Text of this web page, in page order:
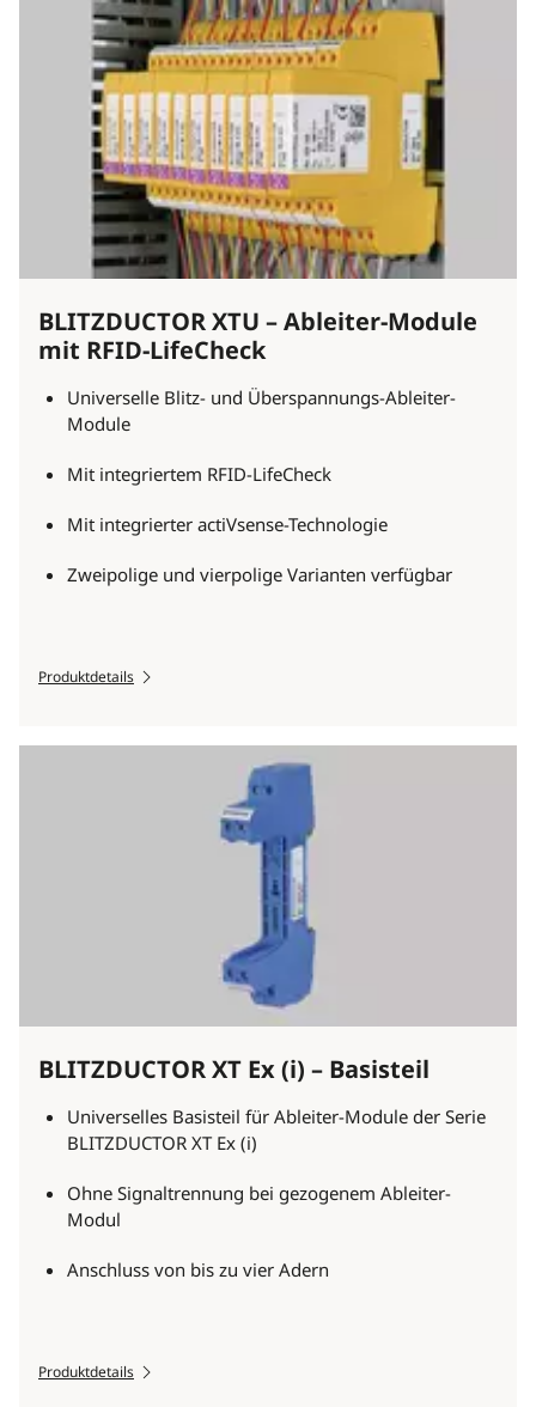
BLITZDUCTOR XTU – Ableiter-Module
mit RFID-LifeCheck
Universelle Blitz- und Überspannungs-Ableiter-
Module
Mit integriertem RFID-LifeCheck
Mit integrierter actiVsense-Technologie
Zweipolige und vierpolige Varianten verfügbar
Produktdetails
BLITZDUCTOR XT Ex (i) – Basisteil
Universelles Basisteil für Ableiter-Module der Serie
BLITZDUCTOR XT Ex (i)
Ohne Signaltrennung bei gezogenem Ableiter-
Modul
Anschluss von bis zu vier Adern
Produktdetails